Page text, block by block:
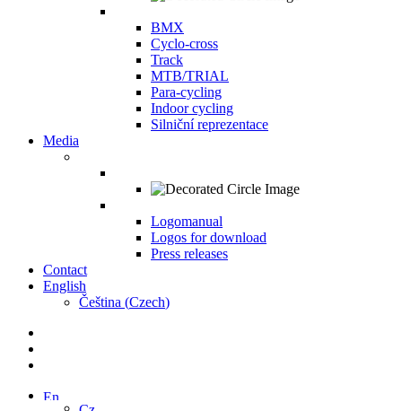
BMX
Cyclo-cross
Track
MTB/TRIAL
Para-cycling
Indoor cycling
Silniční reprezentace
Media
Logomanual
Logos for download
Press releases
Contact
English
Čeština (Czech)